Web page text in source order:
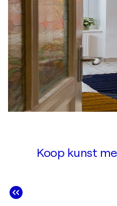
Koop kunst